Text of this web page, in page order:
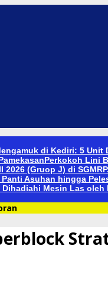
di Kediri: 5 Unit
Perkokoh Lini
(Gruop J) di SGMRP.
Asuhan hingga
Dihadiahi Mesin Las